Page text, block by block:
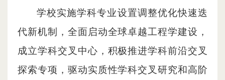
学校实施学科专业设置调整优化快速迭
代新机制，全面启动全球卓越工程学建设，
成立学科交叉中心，积极推进学科前沿交叉
探索专项，驱动实质性学科交叉研究和高阶